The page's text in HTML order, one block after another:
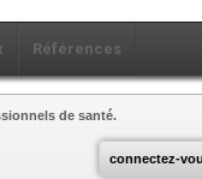
Références
connectez-
de santé.